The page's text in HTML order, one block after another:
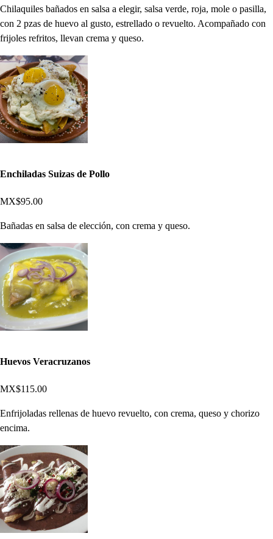
Chilaquiles bañados en salsa a elegir, salsa verde, roja, mole o pasilla,
con 2 pzas de huevo al gusto, estrellado o revuelto. Acompañado con
frijoles refritos, llevan crema y queso.
Enchiladas Suizas de Pollo
MX$95.00
Bañadas en salsa de elección, con crema y queso.
Huevos Veracruzanos
MX$115.00
Enfrijoladas rellenas de huevo revuelto, con crema, queso y chorizo
encima.